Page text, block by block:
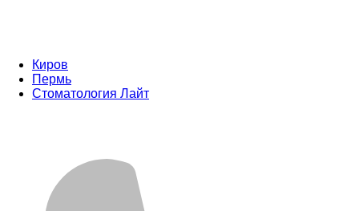
Киров
Пермь
Стоматология Лайт